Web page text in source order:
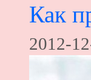
Как
2012-